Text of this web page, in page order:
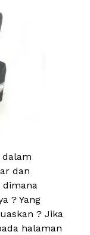
dalam
dan
? Yang
? Jika
halaman